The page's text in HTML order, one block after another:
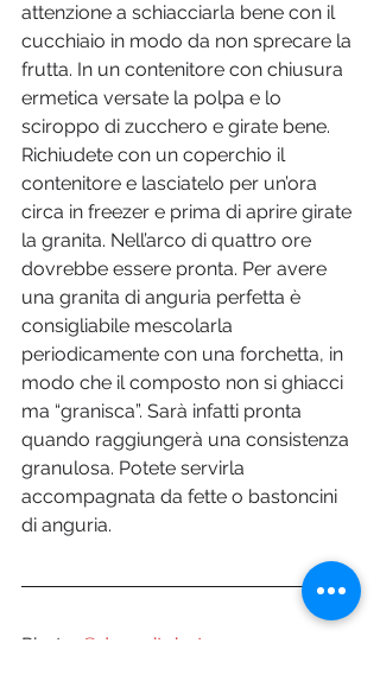
attenzione a schiacciarla bene con il
cucchiaio in modo da non sprecare la
frutta. In un contenitore con chiusura
ermetica versate la polpa e lo
sciroppo di zucchero e girate bene.
Richiudete con un coperchio il
contenitore e lasciatelo per un’ora
circa in freezer e prima di aprire girate
la granita. Nell’arco di quattro ore
dovrebbe essere pronta. Per avere
una granita di anguria perfetta è
consigliabile mescolarla
periodicamente con una forchetta, in
modo che il composto non si ghiacci
ma “granisca”. Sarà infatti pronta
quando raggiungerà una consistenza
granulosa. Potete servirla
accompagnata da fette o bastoncini
di anguria.
Photo: ©depositphotos.com